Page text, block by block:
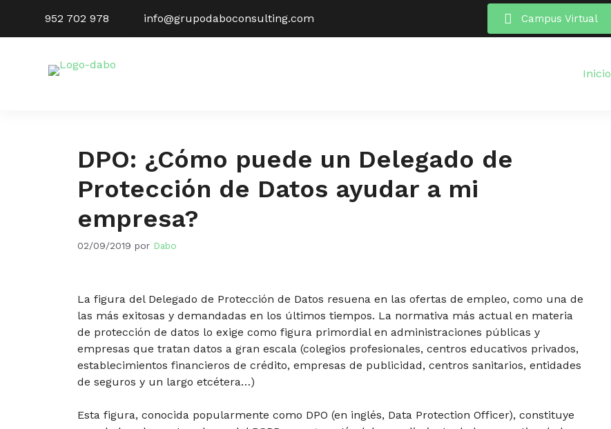
contenido
952 702 978 info@grupodaboconsulting.com Campus Virtual
Inicio
DPO: ¿Cómo puede un Delegado de
Protección de Datos ayudar a mi
empresa?
02/09/2019 por Dabo
La figura del Delegado de Protección de Datos resuena en las ofertas de empleo, como una de
las más exitosas y demandadas en los últimos tiempos. La normativa más actual en materia
de protección de datos lo exige como figura primordial en administraciones públicas y
empresas que tratan datos a gran escala (colegios profesionales, centros educativos privados,
establecimientos financieros de crédito, empresas de publicidad, centros sanitarios, entidades
de seguros y un largo etcétera…)
Esta figura, conocida popularmente como DPO (en inglés, Data Protection Officer), constituye